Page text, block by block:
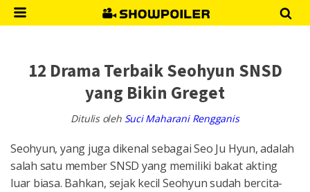
12 Drama Terbaik Seohyun SNSD
yang Bikin Greget
Ditulis oleh Suci Maharani Rengganis
Seohyun, yang juga dikenal sebagai Seo Ju Hyun, adalah
salah satu member SNSD yang memiliki bakat akting
luar biasa. Bahkan, sejak kecil Seohyun sudah bercita-